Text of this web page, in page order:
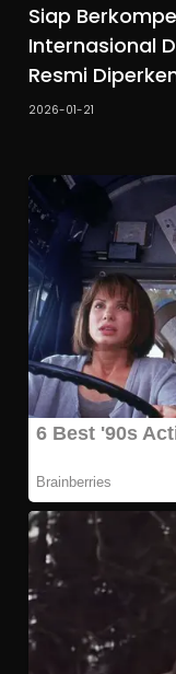
Siap
Internasional
Resmi
2026-01-21